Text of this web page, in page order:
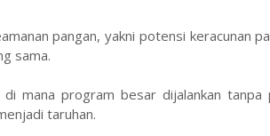
pangan, yakni potensi keracunan
sama.
mana program besar dijalankan tanpa
taruhan.